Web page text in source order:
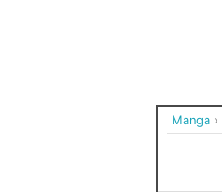
Manga ›